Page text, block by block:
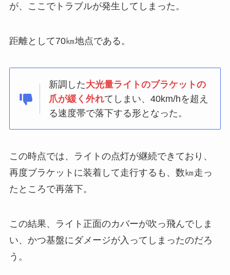
が、ここでトラブルが発生してしまった。
距離として70㎞地点である。
新調した大光量ライトのブラケットの
爪が緩く外れてしまい、40km/hを超え
る速度帯で落下する形となった。
この時点では、ライトの点灯が継続できており、
再度ブラケットに装着して走行するも、数㎞走っ
たところで再落下。
この結果、ライト正面のカバーが吹っ飛んでしま
い、かつ基盤にダメージが入ってしまったのだろ
う。